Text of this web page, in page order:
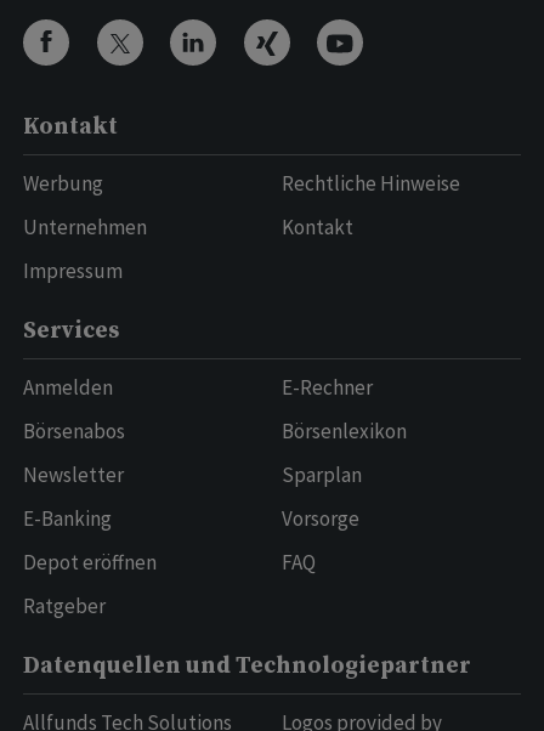
Kontakt
Werbung
Unternehmen
Impressum
Rechtliche Hinweise
Kontakt
Services
Anmelden
Börsenabos
Newsletter
E-Banking
Depot eröffnen
Ratgeber
E-Rechner
Börsenlexikon
Sparplan
Vorsorge
FAQ
Datenquellen und Technologiepartner
Allfunds Tech Solutions Logos provided by